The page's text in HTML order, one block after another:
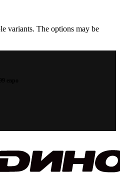
variants. The options may be